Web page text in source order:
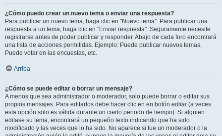
¿Cómo puedo crear un nuevo tema o enviar una respuesta?
Para publicar un nuevo tema, haga clic en "Nuevo tema". Para publicar una
respuesta a un tema, haga clic en "Enviar respuesta". Seguramente necesite
registrarse antes de poder publicar y responder. Abajo de cada foro encontrará
una lista de acciones permitidas. Ejemplo: Puede publicar nuevos temas,
Puede votar en las encuestas, etc.
Arriba
¿Cómo se puede editar o borrar un mensaje?
A menos que sea administrador o moderador, solo puede borrar o editar sus
propios mensajes. Para editarlos debe hacer clic en en botón editar(a veces
esta opción solo es válida durante un cierto periodo de tiempo). Si alguien
editase su tema, encontrará un pequeño texto indicando que ha sido
modificado y las veces que lo ha sido. No aparece si fue un moderador o la